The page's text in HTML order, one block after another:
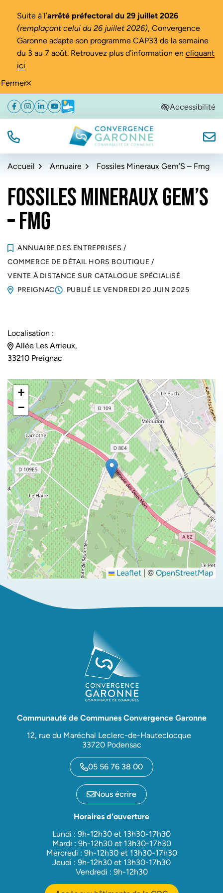
Fermer
Suite à l’arrêté préfectoral du 29 juillet 2026
(remplaçant celui du 26 juillet 2026), Convergence
Garonne adapte son programme CAP33 de la semaine
du 3 au 7 août. Retrouvez plus d’information en cliquant
ici
Aller
navigation
Aller
au
Aller
au
de
Facebook
(ouverture dans un nouvel onglet)
Instagram
(ouverture dans un nouvel onglet)
Linkedin
(ouverture dans un nouvel onglet)
YouTube
(ouverture dans un nouvel onglet)
Météo
(ouverture dans un nouvel onglet)Accessibilité
TÉL. Convergence Garonne
Accueil Annuaire Fossiles Mineraux Gem’S – Fmg
FOSSILES MINERAUX GEM’S
– FMG
ANNUAIRE DES ENTREPRISES /
COMMERCE DE DÉTAIL HORS BOUTIQUE /
VENTE À DISTANCE SUR CATALOGUE SPÉCIALISÉ
PREIGNAC
PUBLIÉ LE VENDREDI 20 JUIN 2025
Localisation :
Allée Les Arrieux,
33210 Preignac
+
−
Leaflet | © OpenStreetMap
Communauté de Communes Convergence Garonne
12, rue du Maréchal Leclerc-de-Hauteclocque
33720 Podensac
05 56 76 38 00
Nous écrire
Horaires d'ouverture
Lundi : 9h-12h30 et 13h30-17h30
Mardi : 9h-12h30 et 13h30-17h30
Mercredi : 9h-12h30 et 13h30-17h30
Jeudi : 9h-12h30 et 13h30-17h30
Vendredi : 9h-12h30